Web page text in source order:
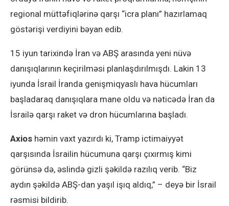
regional müttəfiqlərinə qarşı “icra planı” hazırlamaq
göstərişi verdiyini bəyan edib.
15 iyun tarixində İran və ABŞ arasında yeni nüvə
danışıqlarının keçirilməsi planlaşdırılmışdı. Lakin 13
iyunda İsrail İranda genişmiqyaslı hava hücumları
başladaraq danışıqlara mane oldu və nəticədə İran da
İsrailə qarşı raket və dron hücumlarına başladı.
Axios həmin vaxt yazırdı ki, Tramp ictimaiyyət
qarşısında İsrailin hücumuna qarşı çıxırmış kimi
görünsə də, əslində gizli şəkildə razılıq verib. “Biz
aydın şəkildə ABŞ-dan yaşıl işıq aldıq,” – deyə bir İsrail
rəsmisi bildirib.